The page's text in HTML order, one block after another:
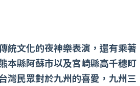
統文化的夜神樂表演，還有乘著
本縣阿蘇市以及宮崎縣高千穗町
灣民眾對於九州的喜愛，九州三